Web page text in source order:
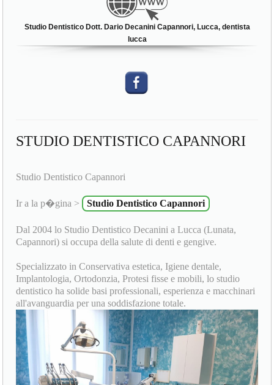
Studio Dentistico Dott. Dario Decanini Capannori, Lucca, dentista
lucca
STUDIO DENTISTICO CAPANNORI
Studio Dentistico Capannori
Ir a la p�gina > Studio Dentistico Capannori
Dal 2004 lo Studio Dentistico Decanini a Lucca (Lunata,
Capannori) si occupa della salute di denti e gengive.
Specializzato in Conservativa estetica, Igiene dentale,
Implantologia, Ortodonzia, Protesi fisse e mobili, lo studio
dentistico ha solide basi professionali, esperienza e macchinari
all'avanguardia per una soddisfazione totale.